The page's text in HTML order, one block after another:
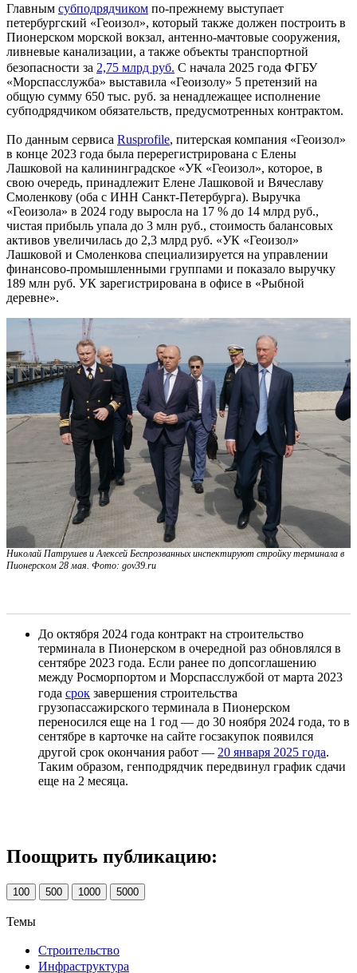
Главным субподрядчиком по-прежнему выступает
петербургский «Геоизол», который также должен построить в
Пионерском морской вокзал, антенно-мачтовые сооружения,
ливневые канализации, а также объекты транспортной
безопасности за 2,75 млрд руб. С начала 2025 года ФГБУ
«Морспасслужба» выставила «Геоизолу» 5 претензий на
общую сумму 650 тыс. руб. за ненадлежащее исполнение
субподрядчиком обязательств, предусмотренных контрактом.
По данным сервиса Rusprofile, питерская компания «Геоизол»
в конце 2023 года была перерегистрирована с Елены
Лашковой на калининградское «УК «Геоизол», которое, в
свою очередь, принадлежит Елене Лашковой и Вячеславу
Смоленкову (оба с ИНН Санкт-Петербурга). Выручка
«Геоизола» в 2024 году выросла на 17 % до 14 млрд руб.,
чистая прибыль упала до 3 млн руб., стоимость балансовых
активов увеличилась до 2,3 млрд руб. «УК «Геоизол»
Лашковой и Смоленкова специализируется на управлении
финансово-промышленными группами и показало выручку
189 млн руб. УК зарегистрирована в офисе в «Рыбной
деревне».
Николай Патрушев и Алексей Беспрозванных инспектируют стройку терминала в
Пионерском 28 мая. Фото: gov39.ru
До октября 2024 года контракт на строительство
терминала в Пионерском в очередной раз обновлялся в
сентябре 2023 года. Если ранее по допсоглашению
между Росморпортом и Морспасслужбой от марта 2023
года срок завершения строительства
грузопассажирского терминала в Пионерском
переносился еще на 1 год — до 30 ноября 2024 года, то в
сентябре в карточке на сайте госзакупок появился
другой срок окончания работ — 20 января 2025 года.
Таким образом, генподрядчик передвинул график сдачи
еще на 2 месяца.
Поощрить публикацию:
100 500 1000 5000
Темы
Строительство
Инфраструктура